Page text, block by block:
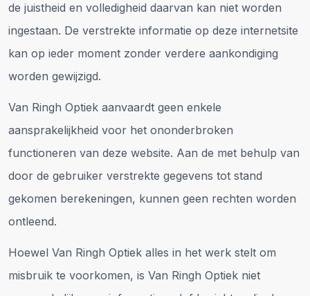
de juistheid en volledigheid daarvan kan niet worden
ingestaan. De verstrekte informatie op deze internetsite
kan op ieder moment zonder verdere aankondiging
worden gewijzigd.
Van Ringh Optiek aanvaardt geen enkele
aansprakelijkheid voor het ononderbroken
functioneren van deze website. Aan de met behulp van
door de gebruiker verstrekte gegevens tot stand
gekomen berekeningen, kunnen geen rechten worden
ontleend.
Hoewel Van Ringh Optiek alles in het werk stelt om
misbruik te voorkomen, is Van Ringh Optiek niet